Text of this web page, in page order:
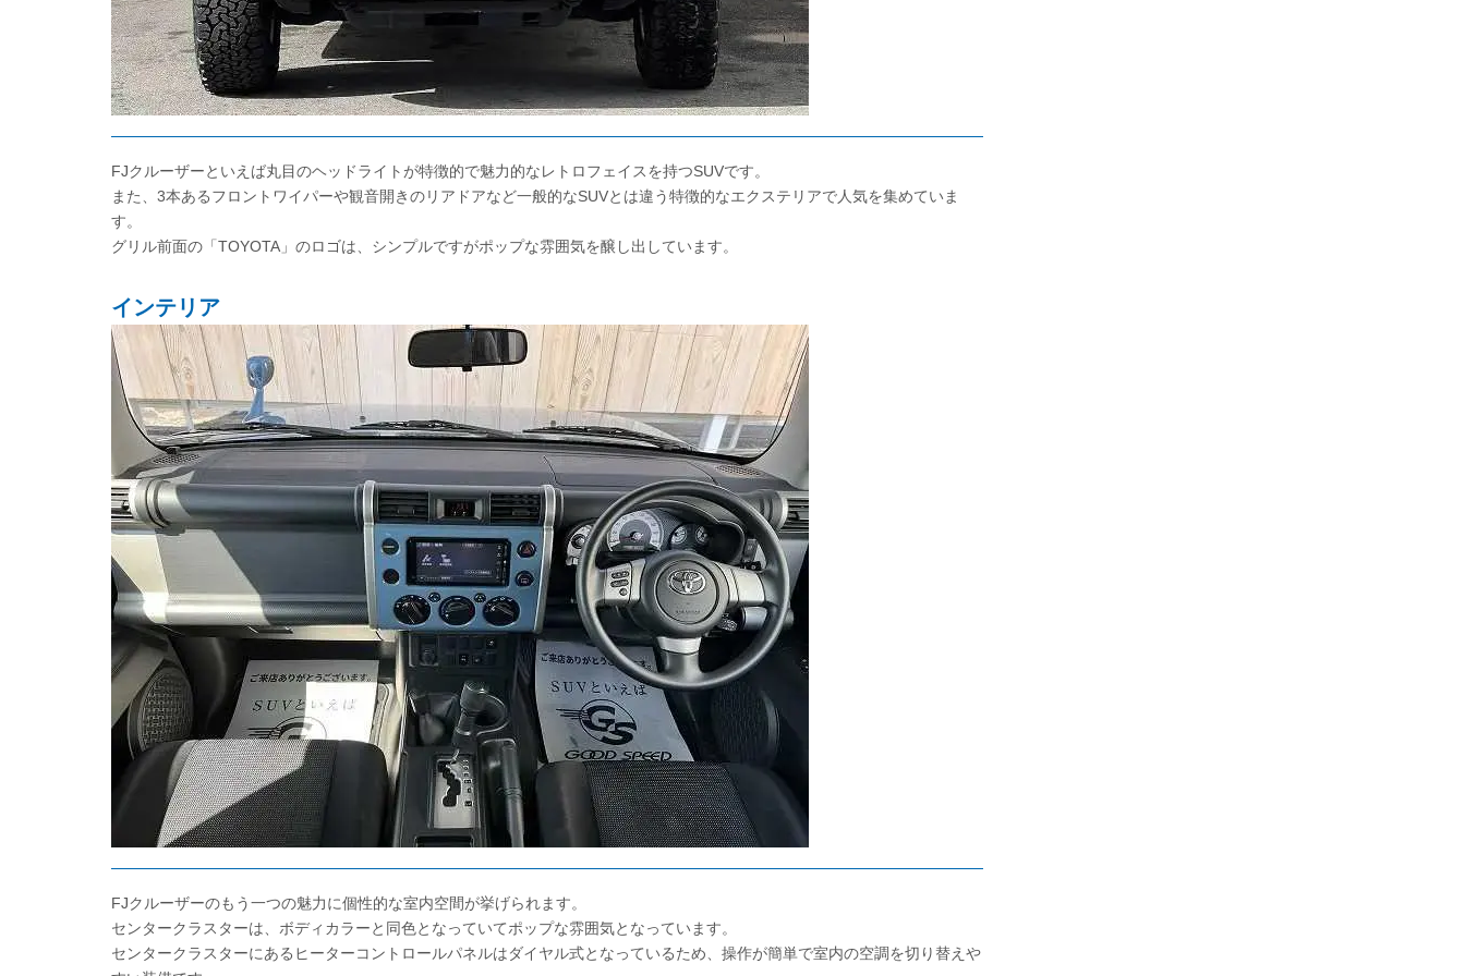
FJクルーザーといえば丸目のヘッドライトが特徴的で魅力的なレトロフェイスを持つSUVです。
また、3本あるフロントワイパーや観音開きのリアドアなど一般的なSUVとは違う特徴的なエクステリアで人気を集めていま
す。
グリル前面の「TOYOTA」のロゴは、シンプルですがポップな雰囲気を醸し出しています。
インテリア
FJクルーザーのもう一つの魅力に個性的な室内空間が挙げられます。
センタークラスターは、ボディカラーと同色となっていてポップな雰囲気となっています。
センタークラスターにあるヒーターコントロールパネルはダイヤル式となっているため、操作が簡単で室内の空調を切り替えや